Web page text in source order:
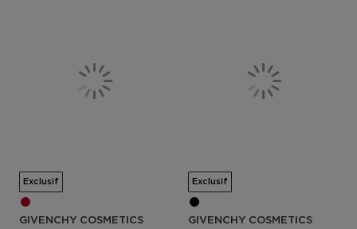
Exclusif
GIVENCHY COSMETICS
Exclusif
GIVENCHY COSMETICS